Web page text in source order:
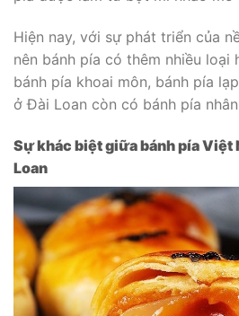
Hiện nay, với sự phát triển của
nên bánh pía có thêm nhiều loại
bánh pía khoai môn, bánh pía
ở Đài Loan còn có bánh pía
Sự khác biệt giữa bánh pía Việt
Loan